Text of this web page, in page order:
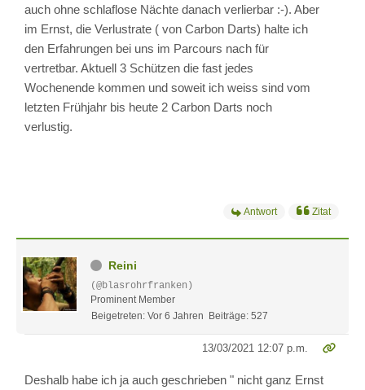
auch ohne schlaflose Nächte danach verlierbar :-). Aber
im Ernst, die Verlustrate ( von Carbon Darts) halte ich
den Erfahrungen bei uns im Parcours nach für
vertretbar. Aktuell 3 Schützen die fast jedes
Wochenende kommen und soweit ich weiss sind vom
letzten Frühjahr bis heute 2 Carbon Darts noch
verlustig.
Antwort Zitat
Reini
(@blasrohrfranken)
Prominent Member
Beigetreten: Vor 6 Jahren
Beiträge: 527
13/03/2021 12:07 p.m.
Deshalb habe ich ja auch geschrieben " nicht ganz Ernst